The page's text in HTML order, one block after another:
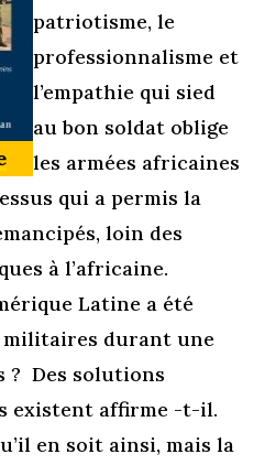
patriotisme, le
professionnalisme et
l’empathie qui sied
au bon soldat oblige
les armées africaines
qui a permis la
loin des
à l’africaine.
Latine a été
militaires durant une
? Des solutions
existent affirme -t-il.
en soit ainsi, mais la